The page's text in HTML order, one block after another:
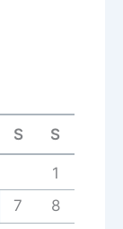
S S
1
7
8